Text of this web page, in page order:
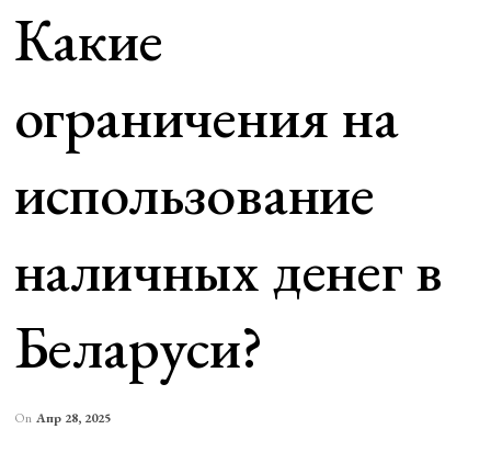
Какие
ограничения на
использование
наличных денег в
Беларуси?
On Апр 28, 2025